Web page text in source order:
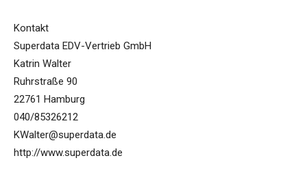
Kontakt
Superdata EDV-Vertrieb GmbH
Katrin Walter
Ruhrstraße 90
22761 Hamburg
040/85326212
KWalter@superdata.de
http://www.superdata.de